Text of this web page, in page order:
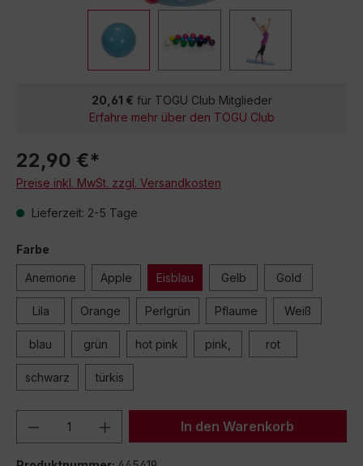
20,61 € für TOGU Club Mitglieder
Erfahre mehr über den TOGU Club
22,90 €*
Preise inkl. MwSt. zzgl. Versandkosten
Lieferzeit: 2-5 Tage
Farbe
Anemone Apple Eisblau Gelb Gold
Lila Orange Perlgrün Pflaume Weiß
blau grün hot pink pink, rot
schwarz türkis
Produkt Anzahl: Gib denIn den Warenkorb